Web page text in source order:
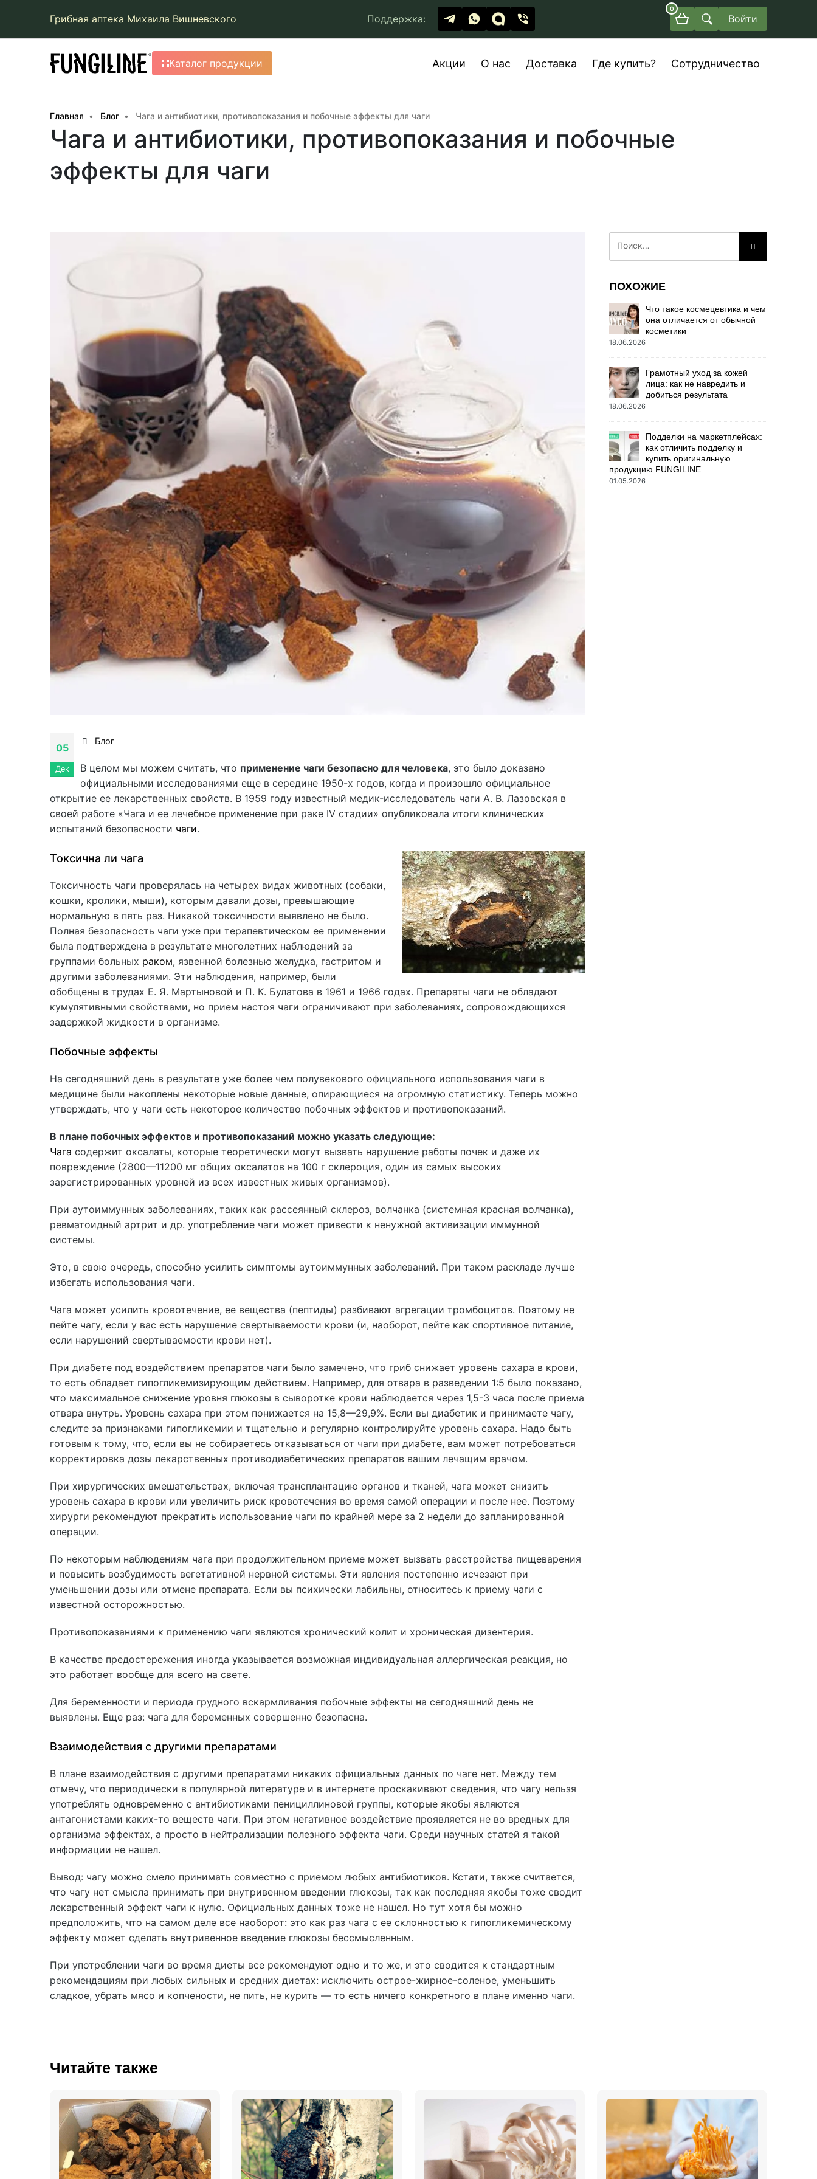
Грибная аптека Михаила Вишневского Поддержка:
0
Войти
Каталог продукции Акции О нас Доставка Где купить? Сотрудничество
Главная Блог Чага и антибиотики, противопоказания и побочные эффекты для чаги
Чага и антибиотики, противопоказания и побочные
эффекты для чаги
05
Дек
Блог
В целом мы можем считать, что применение чаги безопасно для человека, это было доказано
официальными исследованиями еще в середине 1950-х годов, когда и произошло официальное
открытие ее лекарственных свойств. В 1959 году известный медик-исследователь чаги А. В. Лазовская в
своей работе «Чага и ее лечебное применение при раке IV стадии» опубликовала итоги клинических
испытаний безопасности чаги.
Токсична ли чага
Токсичность чаги проверялась на четырех видах животных (собаки,
кошки, кролики, мыши), которым давали дозы, превышающие
нормальную в пять раз. Никакой токсичности выявлено не было.
Полная безопасность чаги уже при терапевтическом ее применении
была подтверждена в результате многолетних наблюдений за
группами больных раком, язвенной болезнью желудка, гастритом и
другими заболеваниями. Эти наблюдения, например, были
обобщены в трудах Е. Я. Мартыновой и П. К. Булатова в 1961 и 1966 годах. Препараты чаги не обладают
кумулятивными свойствами, но прием настоя чаги ограничивают при заболеваниях, сопровождающихся
задержкой жидкости в организме.
Побочные эффекты
На сегодняшний день в результате уже более чем полувекового официального использования чаги в
медицине были накоплены некоторые новые данные, опирающиеся на огромную статистику. Теперь можно
утверждать, что у чаги есть некоторое количество побочных эффектов и противопоказаний.
В плане побочных эффектов и противопоказаний можно указать следующие:
Чага содержит оксалаты, которые теоретически могут вызвать нарушение работы почек и даже их
повреждение (2800—11200 мг общих оксалатов на 100 г склероция, один из самых высоких
зарегистрированных уровней из всех известных живых организмов).
При аутоиммунных заболеваниях, таких как рассеянный склероз, волчанка (системная красная волчанка),
ревматоидный артрит и др. употребление чаги может привести к ненужной активизации иммунной
системы.
Это, в свою очередь, способно усилить симптомы аутоиммунных заболеваний. При таком раскладе лучше
избегать использования чаги.
Чага может усилить кровотечение, ее вещества (пептиды) разбивают агрегации тромбоцитов. Поэтому не
пейте чагу, если у вас есть нарушение свертываемости крови (и, наоборот, пейте как спортивное питание,
если нарушений свертываемости крови нет).
При диабете под воздействием препаратов чаги было замечено, что гриб снижает уровень сахара в крови,
то есть обладает гипогликемизирующим действием. Например, для отвара в разведении 1:5 было показано,
что максимальное снижение уровня глюкозы в сыворотке крови наблюдается через 1,5-3 часа после приема
отвара внутрь. Уровень сахара при этом понижается на 15,8—29,9%. Если вы диабетик и принимаете чагу,
следите за признаками гипогликемии и тщательно и регулярно контролируйте уровень сахара. Надо быть
готовым к тому, что, если вы не собираетесь отказываться от чаги при диабете, вам может потребоваться
корректировка дозы лекарственных противодиабетических препаратов вашим лечащим врачом.
При хирургических вмешательствах, включая трансплантацию органов и тканей, чага может снизить
уровень сахара в крови или увеличить риск кровотечения во время самой операции и после нее. Поэтому
хирурги рекомендуют прекратить использование чаги по крайней мере за 2 недели до запланированной
операции.
По некоторым наблюдениям чага при продолжительном приеме может вызвать расстройства пищеварения
и повысить возбудимость вегетативной нервной системы. Эти явления постепенно исчезают при
уменьшении дозы или отмене препарата. Если вы психически лабильны, относитесь к приему чаги с
известной осторожностью.
Противопоказаниями к применению чаги являются хронический колит и хроническая дизентерия.
В качестве предостережения иногда указывается возможная индивидуальная аллергическая реакция, но
это работает вообще для всего на свете.
Для беременности и периода грудного вскармливания побочные эффекты на сегодняшний день не
выявлены. Еще раз: чага для беременных совершенно безопасна.
Взаимодействия с другими препаратами
В плане взаимодействия с другими препаратами никаких официальных данных по чаге нет. Между тем
отмечу, что периодически в популярной литературе и в интернете проскакивают сведения, что чагу нельзя
употреблять одновременно с антибиотиками пенициллиновой группы, которые якобы являются
антагонистами каких-то веществ чаги. При этом негативное воздействие проявляется не во вредных для
организма эффектах, а просто в нейтрализации полезного эффекта чаги. Среди научных статей я такой
информации не нашел.
Вывод: чагу можно смело принимать совместно с приемом любых антибиотиков. Кстати, также считается,
что чагу нет смысла принимать при внутривенном введении глюкозы, так как последняя якобы тоже сводит
лекарственный эффект чаги к нулю. Официальных данных тоже не нашел. Но тут хотя бы можно
предположить, что на самом деле все наоборот: это как раз чага с ее склонностью к гипогликемическому
эффекту может сделать внутривенное введение глюкозы бессмысленным.
При употреблении чаги во время диеты все рекомендуют одно и то же, и это сводится к стандартным
рекомендациям при любых сильных и средних диетах: исключить острое-жирное-соленое, уменьшить
сладкое, убрать мясо и копчености, не пить, не курить — то есть ничего конкретного в плане именно чаги.
ПОХОЖИЕ
Что такое космецевтика и чем
она отличается от обычной
косметики
18.06.2026
Грамотный уход за кожей
лица: как не навредить и
добиться результата
18.06.2026
Подделки на маркетплейсах:
как отличить подделку и
купить оригинальную
продукцию FUNGILINE
01.05.2026
Читайте также